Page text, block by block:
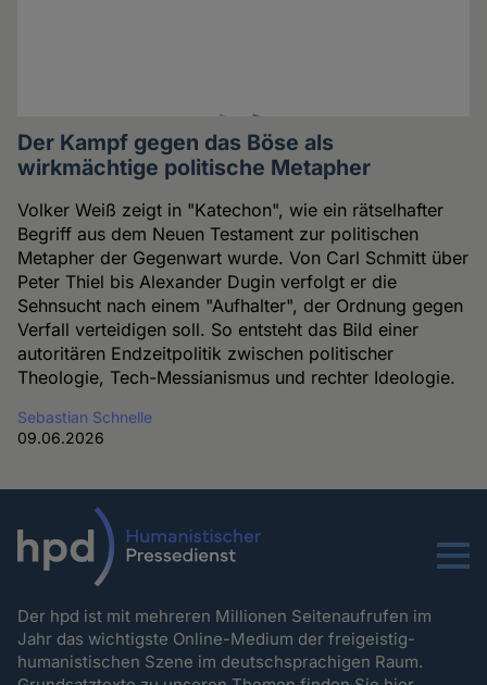
Der Kampf gegen das Böse als
wirkmächtige politische Metapher
Volker Weiß zeigt in "Katechon", wie ein rätselhafter
Begriff aus dem Neuen Testament zur politischen
Metapher der Gegenwart wurde. Von Carl Schmitt über
Peter Thiel bis Alexander Dugin verfolgt er die
Sehnsucht nach einem "Aufhalter", der Ordnung gegen
Verfall verteidigen soll. So entsteht das Bild einer
autoritären Endzeitpolitik zwischen politischer
Theologie, Tech-Messianismus und rechter Ideologie.
Sebastian Schnelle
09.06.2026
Menu
Der hpd ist mit mehreren Millionen Seitenaufrufen im
Jahr das wichtigste Online-Medium der freigeistig-
humanistischen Szene im deutschsprachigen Raum.